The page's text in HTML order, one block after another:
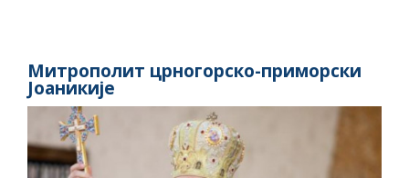
Митрополит црногорско-приморски
Јоаникије